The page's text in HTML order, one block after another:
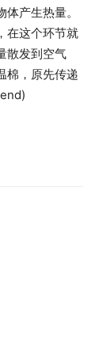
产生热量。
在这个环节就
散发到空气
棉，原先传递